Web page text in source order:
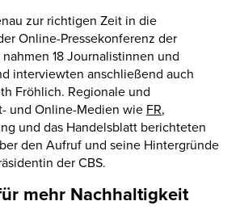
zur richtigen Zeit in die
Online-Pressekonferenz der
18 Journalistinnen und
interviewten anschließend auch
Fröhlich. Regionale und
und Online-Medien wie FR,
und das Handelsblatt berichteten
den Aufruf und seine Hintergründe
der CBS.
mehr Nachhaltigkeit